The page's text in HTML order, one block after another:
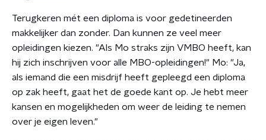
Terugkeren mét een diploma is voor gedetineerden
makkelijker dan zonder. Dan kunnen ze veel meer
opleidingen kiezen. "Als Mo straks zijn VMBO heeft, kan
hij zich inschrijven voor alle MBO-opleidingen!" Mo: "Ja,
als iemand die een misdrijf heeft gepleegd een diploma
op zak heeft, gaat het de goede kant op. Je hebt meer
kansen en mogelijkheden om weer de leiding te nemen
over je eigen leven."